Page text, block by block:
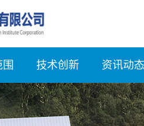
技术创新 资讯动态